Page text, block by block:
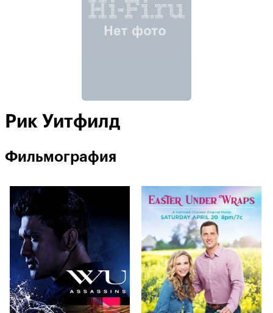
Рик Уитфилд
Фильмография